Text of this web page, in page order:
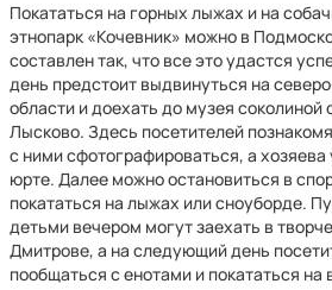
Покататься на горных лыжах и на
этнопарк «Кочевник» можно в
составлен так, что все это удастся
день предстоит выдвинуться на
области и доехать до музея соколиной
Лысково. Здесь посетителей
с ними сфотографироваться, а хозяева
юрте. Далее можно остановиться в
покататься на лыжах или сноуборде.
детьми вечером могут заехать в
Дмитрове, а на следующий день
пообщаться с енотами и покататься на